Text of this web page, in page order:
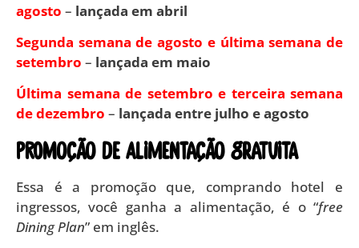
agosto – lançada em abril
Segunda semana de agosto e última semana de
setembro – lançada em maio
Última semana de setembro e terceira semana
de dezembro – lançada entre julho e agosto
Promoção de alimentação gratuita
Essa é a promoção que, comprando hotel e
ingressos, você ganha a alimentação, é o “free
Dining Plan” em inglês.